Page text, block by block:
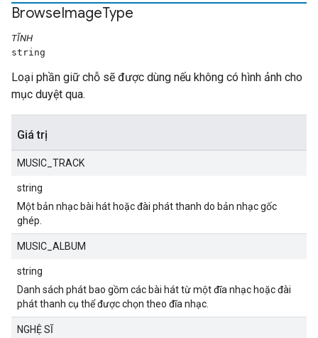
BrowseImageType
TĨNH
string
Loại phần giữ chỗ sẽ được dùng nếu không có hình ảnh cho
mục duyệt qua.
Giá trị
MUSIC_TRACK
string
Một bản nhạc bài hát hoặc đài phát thanh do bản nhạc gốc
ghép.
MUSIC_ALBUM
string
Danh sách phát bao gồm các bài hát từ một đĩa nhạc hoặc đài
phát thanh cụ thể được chọn theo đĩa nhạc.
NGHỆ SĨ